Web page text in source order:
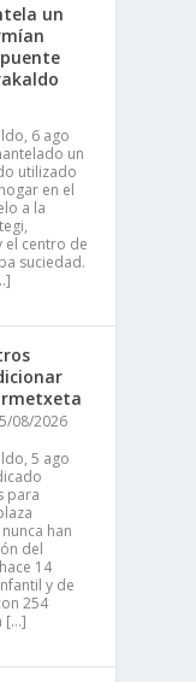
un
6 ago
un
utilizado
en el
a la
el centro de
suciedad.
08/2026
5 ago
para
han
del
14
y de
254
[…]